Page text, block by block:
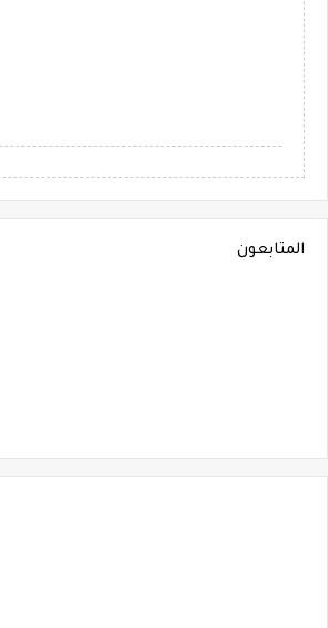
المتابعون